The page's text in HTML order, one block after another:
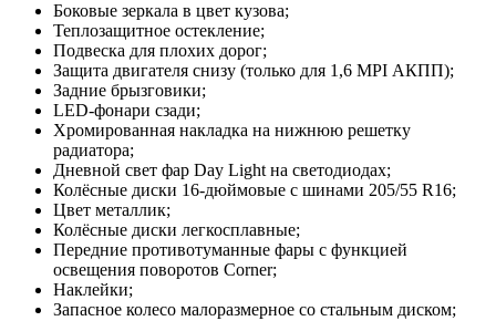
Боковые зеркала в цвет кузова;
Теплозащитное остекление;
Подвеска для плохих дорог;
Защита двигателя снизу (только для 1,6 MPI АКПП);
Задние брызговики;
LED-фонари сзади;
Хромированная накладка на нижнюю решетку
радиатора;
Дневной свет фар Day Light на светодиодах;
Колёсные диски 16-дюймовые с шинами 205/55 R16;
Цвет металлик;
Колёсные диски легкосплавные;
Передние противотуманные фары с функцией
освещения поворотов Corner;
Наклейки;
Запасное колесо малоразмерное со стальным диском;